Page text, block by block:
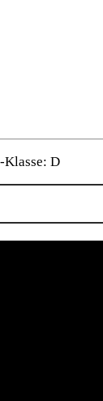
Klasse: D